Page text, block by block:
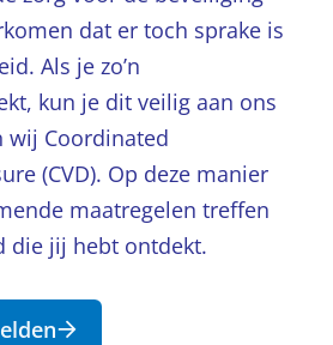
dat er toch sprake is
Als je zo’n
kun je dit veilig aan ons
wij Coordinated
(CVD). Op deze manier
maatregelen treffen
die jij hebt ontdekt.